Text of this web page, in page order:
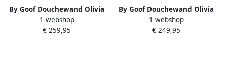
By Goof Douchewand Olivia
120x200cm Helder Glas Mat
Zwart Raamwerk
1 webshop
€ 259,95
By Goof Douchewand Olivia
110x200cm Helder Glas Mat
Zwart Raamwerk
1 webshop
€ 249,95